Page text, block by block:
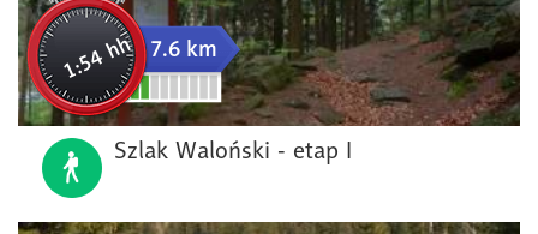
1:54 hh 7.6 km
Szlak Waloński - etap I